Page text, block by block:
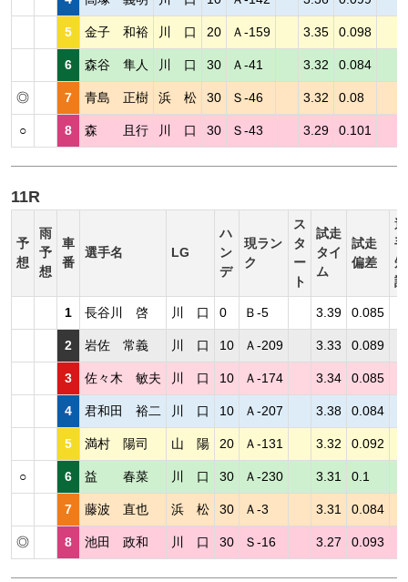
5 金子 和裕 川 口 20 Ａ-159 3.35 0.098
6 森谷 隼人 川 口 30 Ａ-41 3.32 0.084
◎ 7 青島 正樹 浜 松 30 Ｓ-46 3.32 0.08
○ 8 森 且行 川 口 30 Ｓ-43 3.29 0.101
11R
予
想
雨
予
想
車
番
選手名 LG
ハ
ン
デ
現ラン
ク
ス
タ
ー
ト
試走
タイ
ム
試走
偏差
選
手
短
評
1 長谷川 啓 川 口 0 Ｂ-5 3.39 0.085
2 岩佐 常義 川 口 10 Ａ-209 3.33 0.089
3 佐々木 敏夫 川 口 10 Ａ-174 3.34 0.085
4 君和田 裕二 川 口 10 Ａ-207 3.38 0.084
5 満村 陽司 山 陽 20 Ａ-131 3.32 0.092
○ 6 益 春菜 川 口 30 Ａ-230 3.31 0.1
7 藤波 直也 浜 松 30 Ａ-3 3.31 0.084
◎ 8 池田 政和 川 口 30 Ｓ-16 3.27 0.093